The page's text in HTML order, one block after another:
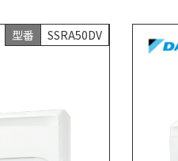
型番 SSRA50DV